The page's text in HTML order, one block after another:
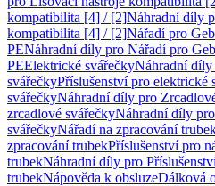
kompatibilita [4] / [2]Náhradní díly
kompatibilita [4] / [2]Nářadí pro
PENáhradní díly pro Nářadí pro
PEElektrické svářečkyNáhradní
svářečkyPříslušenství pro elektrické
svářečkyNáhradní díly pro
zrcadlové svářečkyNáhradní díly
svářečkyNářadí na zpracování
zpracování trubekPříslušenství pro
trubekNáhradní díly pro
trubekNápověda k obsluzeDálková